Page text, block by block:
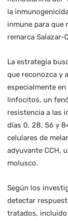
la
inmune para que
remarca Salazar-
La estrategia
que reconozca y
especialmente
linfocitos, un
resistencia a las
días 0, 28, 56 y
celulares de
adyuvante CCH,
molusco.
Según los
detectar
tratados,